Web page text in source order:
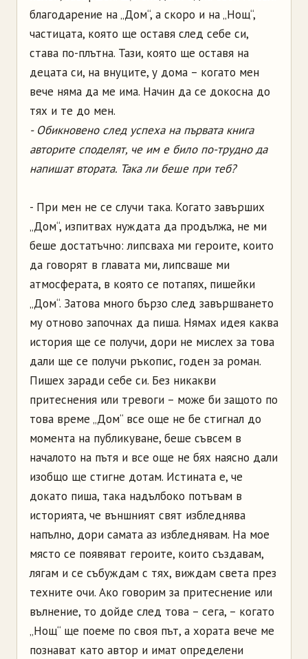
благодарение на „Дом“, а скоро и на „Нощ“,
частицата, която ще оставя след себе си,
става по-плътна. Тази, която ще оставя на
децата си, на внуците, у дома – когато мен
вече няма да ме има. Начин да се докосна до
тях и те до мен.
- Обикновено след успеха на първата книга
авторите споделят, че им е било по-трудно да
напишат втората. Така ли беше при теб?
- При мен не се случи така. Когато завърших
„Дом“, изпитвах нуждата да продължа, не ми
беше достатъчно: липсваха ми героите, които
да говорят в главата ми, липсваше ми
атмосферата, в която се потапях, пишейки
„Дом“. Затова много бързо след завършването
му отново започнах да пиша. Нямах идея каква
история ще се получи, дори не мислех за това
дали ще се получи ръкопис, годен за роман.
Пишех заради себе си. Без никакви
притеснения или тревоги – може би защото по
това време „Дом“ все още не бе стигнал до
момента на публикуване, беше съвсем в
началото на пътя и все още не бях наясно дали
изобщо ще стигне дотам. Истината е, че
докато пиша, така надълбоко потъвам в
историята, че външният свят избледнява
напълно, дори самата аз избледнявам. На мое
място се появяват героите, които създавам,
лягам и се събуждам с тях, виждам света през
техните очи. Ако говорим за притеснение или
вълнение, то дойде след това – сега, – когато
„Нощ“ ще поеме по своя път, а хората вече ме
познават като автор и имат определени